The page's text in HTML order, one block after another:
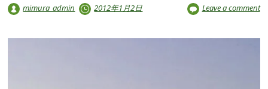
mimura_admin 2012年1月2日 Leave a comment